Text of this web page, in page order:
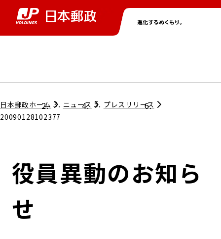
グループ情報トップ
コンプライアンス
ガバナンス
株主・投資家情報トップ
個人投資家のみなさまへ
株式情報
ニューストップ
サステナビリティトップ
担当役員メッセージ
サステナビリティマネジメント
採用情報トップ
日本郵政ホーム ニュース
プレスリリース
20090128102377
役員異動のお知ら
せ